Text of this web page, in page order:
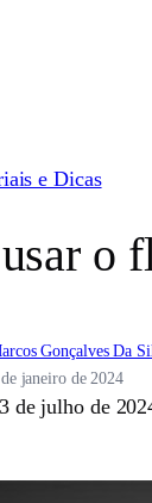
e Dicas
o
Gonçalves Da
janeiro de 2024
de julho de